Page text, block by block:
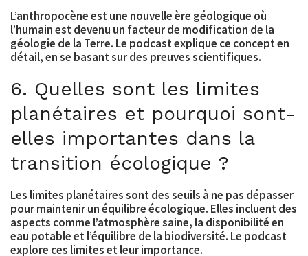
L’anthropocène est une nouvelle ère géologique où
l’humain est devenu un facteur de modification de la
géologie de la Terre. Le podcast explique ce concept en
détail, en se basant sur des preuves scientifiques.
6. Quelles sont les limites
planétaires et pourquoi sont-
elles importantes dans la
transition écologique ?
Les limites planétaires sont des seuils à ne pas dépasser
pour maintenir un équilibre écologique. Elles incluent des
aspects comme l’atmosphère saine, la disponibilité en
eau potable et l’équilibre de la biodiversité. Le podcast
explore ces limites et leur importance.